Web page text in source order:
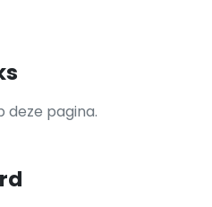
deze pagina.